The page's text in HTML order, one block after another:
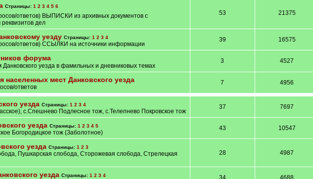
Страницы: 1 2 3 4 5 6
ответов) ВЫПИСКИ из архивных документов с
дел
53 21375
уезду Страницы: 1 2 3 4
ответов) ССЫЛКИ на источники информации
39 16575
форума
уезда в фамильных и дневниковых темах
3 4527
мест Данковского уезда
ответов
7 4956
уезда Страницы: 1 2 3 4
с.Спешнево Подлесное тож, с.Телепнево Покровское тож
37 7697
уезда Страницы: 1 2 3 4 5
Богородицкое тож (Заболотное)
43 10547
уезда Страницы: 1 2 3
Пушкарская слобода, Сторожевая слобода, Стрелецкая
28 4987
уезда Страницы: 1 2 3 4 34 4688